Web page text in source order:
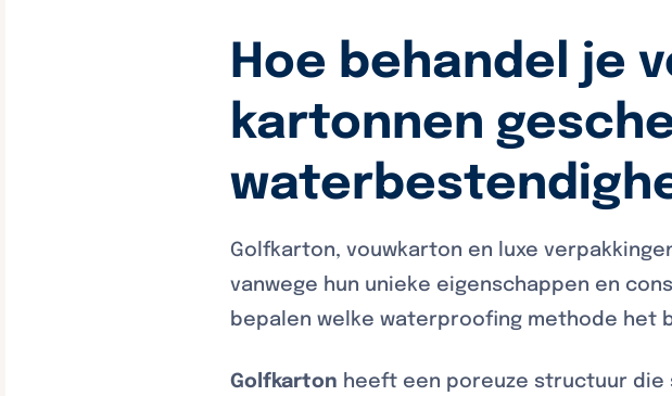
Hoe behandel je
kartonnen
Golfkarton, vouwkarton en luxe
vanwege hun unieke eigenschappen en
bepalen welke waterproofing methode het
Golfkarton heeft een poreuze structuur die